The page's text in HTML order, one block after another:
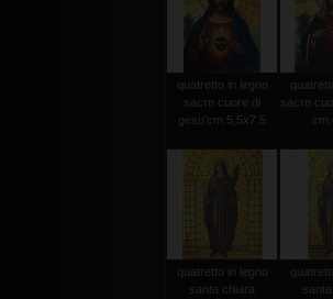
quatretto in legno
sacro cuore di
gesu'cm.5,5x7.5
sacro
quatretto in legno
santa chiara